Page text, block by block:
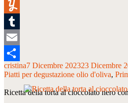
LinkedIn
Yummly
Tumblr
Email
Condividi
cristina7 Dicembre 202323 Dicembre
Piatti per degustazione olio d'oliva
Ricetta della torta al cioccolato nero